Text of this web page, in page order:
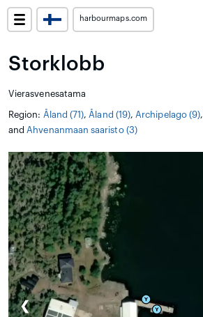
harbourmaps.com
Storklobb
Vierasvenesatama
Region: Åland (71), Åland (19), Archipelago (9),
and Ahvenanmaan saaristo (3)
❮